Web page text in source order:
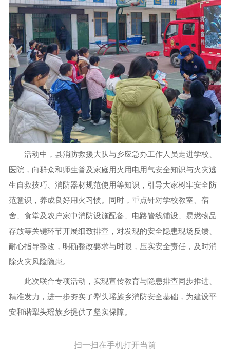
活动中，县消防救援大队与乡应急办工作人员走进学校、
医院，向群众和师生普及家庭用火用电用气安全知识与火灾逃
生自救技巧、消防器材规范使用等知识，引导大家树牢安全防
范意识，养成良好用火习惯。同时，重点针对学校教室、宿
舍、食堂及农户家中消防设施配备、电路管线铺设、易燃物品
存放等关键环节开展细致排查，对发现的安全隐患现场反馈、
耐心指导整改，明确整改要求与时限，压实安全责任，及时消
除火灾风险隐患。
此次联合专项活动，实现宣传教育与隐患排查同步推进、
精准发力，进一步夯实了犁头瑶族乡消防安全基础，为建设平
安和谐犁头瑶族乡提供了坚实保障。
扫一扫在手机打开当前